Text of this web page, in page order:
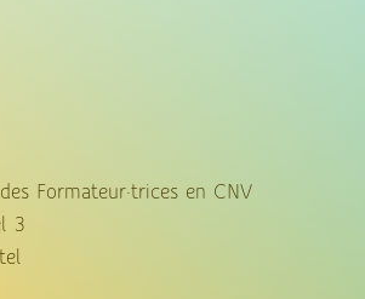
Formateur·trices en CNV
3